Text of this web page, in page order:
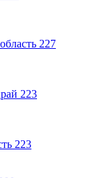
227
223
223